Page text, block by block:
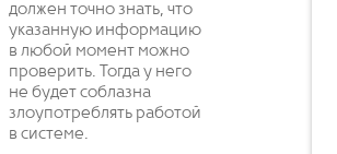
должен точно знать, что
указанную информацию
в любой момент можно
проверить. Тогда у него
не будет соблазна
злоупотреблять работой
в системе.